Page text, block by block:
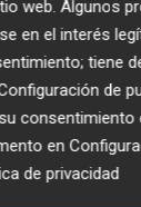
para
de
era una
sobre
que su
el fútbol,
web. Algunos
en el interés
tiene
de
consentimiento
en
de privacidad